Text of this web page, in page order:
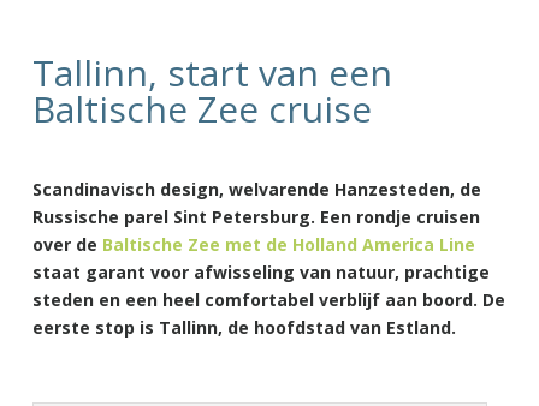
Tallinn, start van een
Baltische Zee cruise
Scandinavisch design, welvarende Hanzesteden, de
Russische parel Sint Petersburg. Een rondje cruisen
over de Baltische Zee met de Holland America Line
staat garant voor afwisseling van natuur, prachtige
steden en een heel comfortabel verblijf aan boord. De
eerste stop is Tallinn, de hoofdstad van Estland.